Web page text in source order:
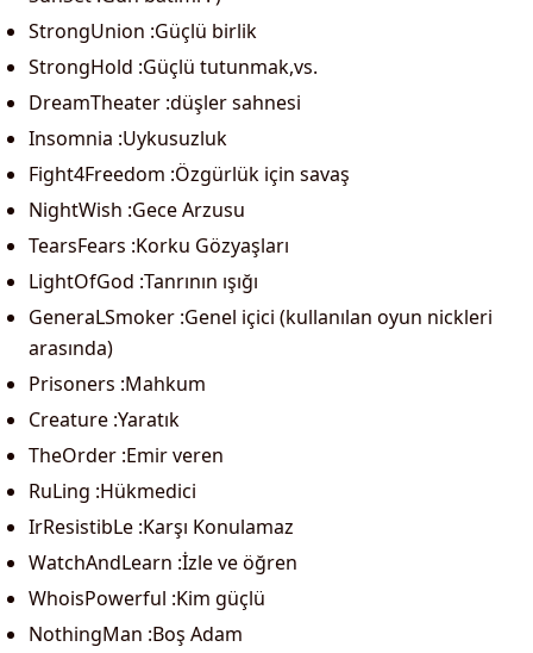
StrongUnion :Güçlü birlik
StrongHold :Güçlü tutunmak,vs.
DreamTheater :düşler sahnesi
Insomnia :Uykusuzluk
Fight4Freedom :Özgürlük için savaş
NightWish :Gece Arzusu
TearsFears :Korku Gözyaşları
LightOfGod :Tanrının ışığı
GeneraLSmoker :Genel içici (kullanılan oyun nickleri
arasında)
Prisoners :Mahkum
Creature :Yaratık
TheOrder :Emir veren
RuLing :Hükmedici
IrResistibLe :Karşı Konulamaz
WatchAndLearn :İzle ve öğren
WhoisPowerful :Kim güçlü
NothingMan :Boş Adam